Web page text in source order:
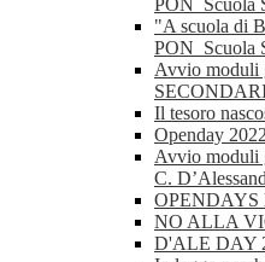
PON_Scuola
"A scuola di
PON_Scuola
Avvio moduli
Il tesoro
Openday
Avvio moduli
C.
OPENDAYS
NO ALLA
D'ALE DAY